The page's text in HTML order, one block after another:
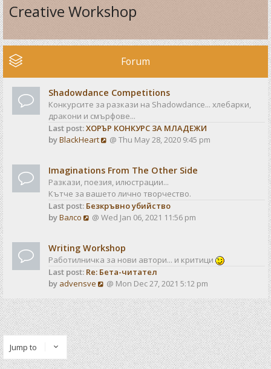
Creative Workshop
Forum
Shadowdance Competitions
Конкурсите за разкази на Shadowdance... хлебарки,
дракони и смърфове...
Last post:ХОРЪР КОНКУРС ЗА МЛАДЕЖИ
byBlackHeart
V
w
t
h
e
l
e
s
t
p
o
s
t
@ Thu May 28, 2020 9:45 pm
Imaginations From The Other Side
Разкази, поезия, илюстрации...
Кътче за вашето лично творчество.
Last post: Безкръвно убийство
byВалсо
V
w
t
h
e
l
a
t
e
s
t
p
@ Wed Jan 06, 2021 11:56 pm
Writing Workshop
Работилничка за нови автори... и критици
Last post: Re: Бета-читател
by advensve
V
e
w
t
h
e
l
@ Mon Dec 27, 2021 5:12 pm
Jump to